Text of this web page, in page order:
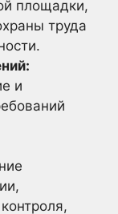
площадки,
труда
и